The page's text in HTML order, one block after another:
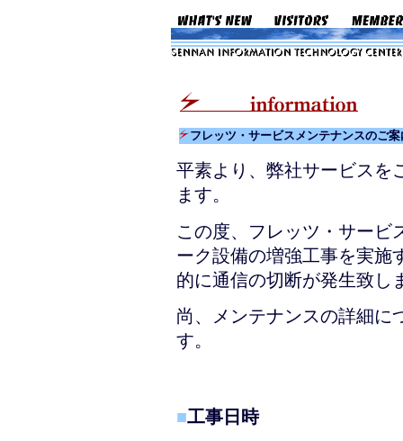
フレッツ・サービスメンテナンスのご案
平素より、弊社サービスを
ます。
この度、フレッツ・サービ
ーク設備の増強工事を実施
的に通信の切断が発生致し
尚、メンテナンスの詳細に
す。
■工事日時